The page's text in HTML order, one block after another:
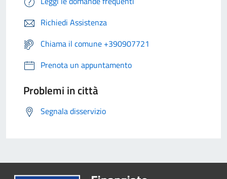
Richiedi Assistenza
Chiama il comune +390907721
Prenota un appuntamento
Problemi in città
Segnala disservizio